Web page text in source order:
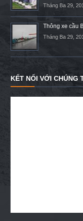
Tháng Ba 29,
Thông xe cầu
Tháng Ba 29,
KẾT NỐI VỚI CHÚNG